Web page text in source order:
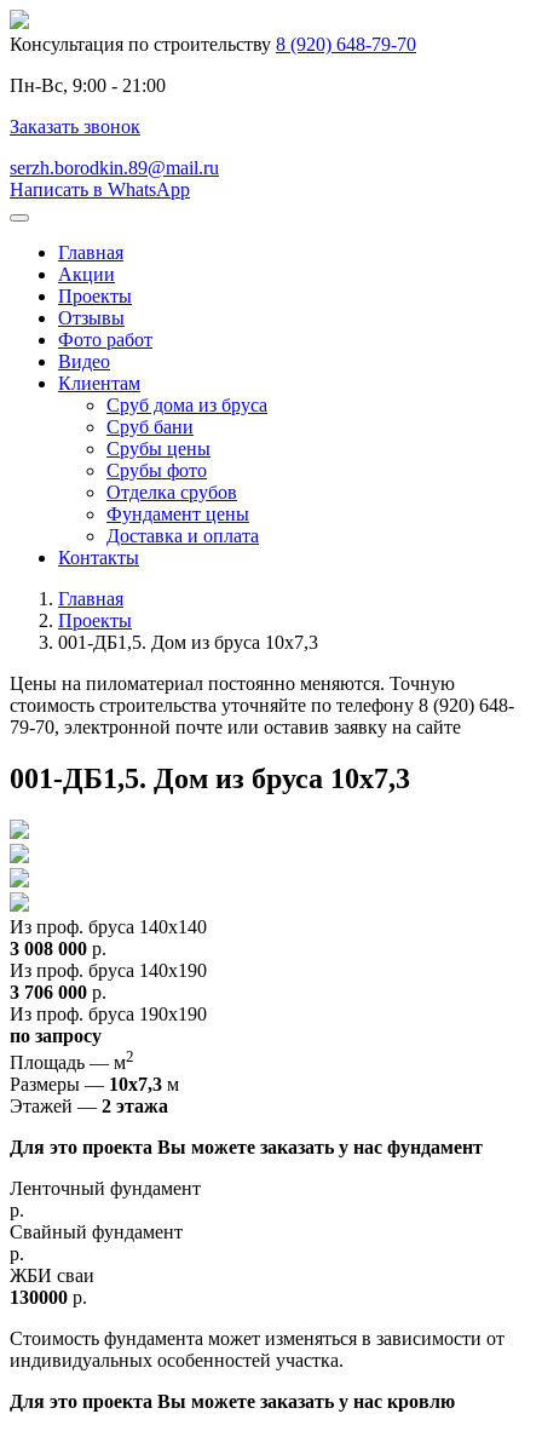
Консультация по строительству 8 (920) 648-79-70
Пн-Вс, 9:00 - 21:00
Заказать звонок
serzh.borodkin.89@mail.ru
Написать в WhatsApp
Главная
Акции
Проекты
Отзывы
Фото работ
Видео
Клиентам
Сруб дома из бруса
Сруб бани
Срубы цены
Срубы фото
Отделка срубов
Фундамент цены
Доставка и оплата
Контакты
Главная
Проекты
001-ДБ1,5. Дом из бруса 10х7,3
Цены на пиломатериал постоянно меняются. Точную
стоимость строительства уточняйте по телефону 8 (920) 648-
79-70, электронной почте или оставив заявку на сайте
001-ДБ1,5. Дом из бруса 10х7,3
Из проф. бруса 140x140
3 008 000 р.
Из проф. бруса 140x190
3 706 000 р.
Из проф. бруса 190x190
по запросу
Площадь — м2
Размеры — 10х7,3 м
Этажей — 2 этажа
Для это проекта Вы можете заказать у нас фундамент
Ленточный фундамент
р.
Свайный фундамент
р.
ЖБИ сваи
130000 р.
Стоимость фундамента может изменяться в зависимости от
индивидуальных особенностей участка.
Для это проекта Вы можете заказать у нас кровлю